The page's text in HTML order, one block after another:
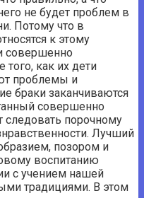
не будет проблем в
Потому что в
к этому
совершенно
того, как их дети
проблемы и
браки заканчиваются
совершенно
порочному
Лучший
позором и
воспитанию
с учением нашей
традициями. В этом